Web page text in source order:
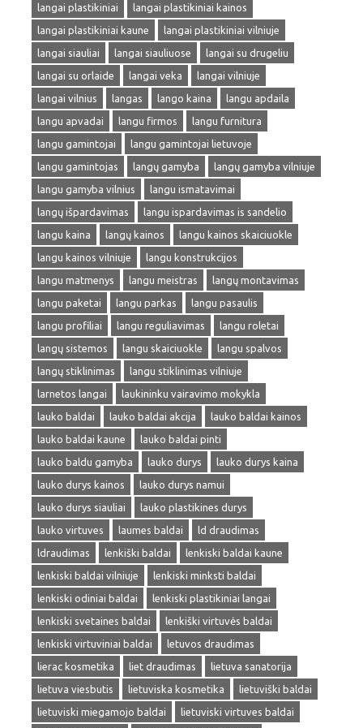
langai plastikiniai
langai plastikiniai kainos
langai plastikiniai kaune
langai plastikiniai vilniuje
langai siauliai
langai siauliuose
langai su drugeliu
langai su orlaide
langai veka
langai vilniuje
langai vilnius
langas lango kaina
langu apdaila
langu apvadai
langu firmos
langu furnitura
langu gamintojai
langu gamintojai lietuvoje
langu gamintojas
langų gamyba
langų gamyba vilniuje
langu gamyba vilnius
langu ismatavimai
langų išpardavimas
langu ispardavimas is sandelio
langu kaina
langų kainos
langu kainos skaiciuokle
langu kainos vilniuje
langu konstrukcijos
langu matmenys
langu meistras
langų montavimas
langu paketai
langu parkas
langu pasaulis
langu profiliai
langu reguliavimas
langu roletai
langų sistemos
langu skaiciuokle
langu spalvos
langų stiklinimas
langu stiklinimas vilniuje
larnetos langai
laukininku vairavimo mokykla
lauko baldai
lauko baldai akcija
lauko baldai kainos
lauko baldai kaune
lauko baldai pinti
lauko baldu gamyba
lauko durys
lauko durys kaina
lauko durys kainos
lauko durys namui
lauko durys siauliai
lauko plastikines durys
lauko virtuves
laumes baldai
ld draudimas
ldraudimas
lenkiški baldai
lenkiski baldai kaune
lenkiski baldai vilniuje
lenkiski minksti baldai
lenkiski odiniai baldai
lenkiski plastikiniai langai
lenkiski svetaines baldai
lenkiški virtuvės baldai
lenkiski virtuviniai baldai
letuvos draudimas
lierac kosmetika
liet draudimas
lietuva sanatorija
lietuva viesbutis
lietuviska kosmetika
lietuviški baldai
lietuviski miegamojo baldai
lietuviski virtuves baldai